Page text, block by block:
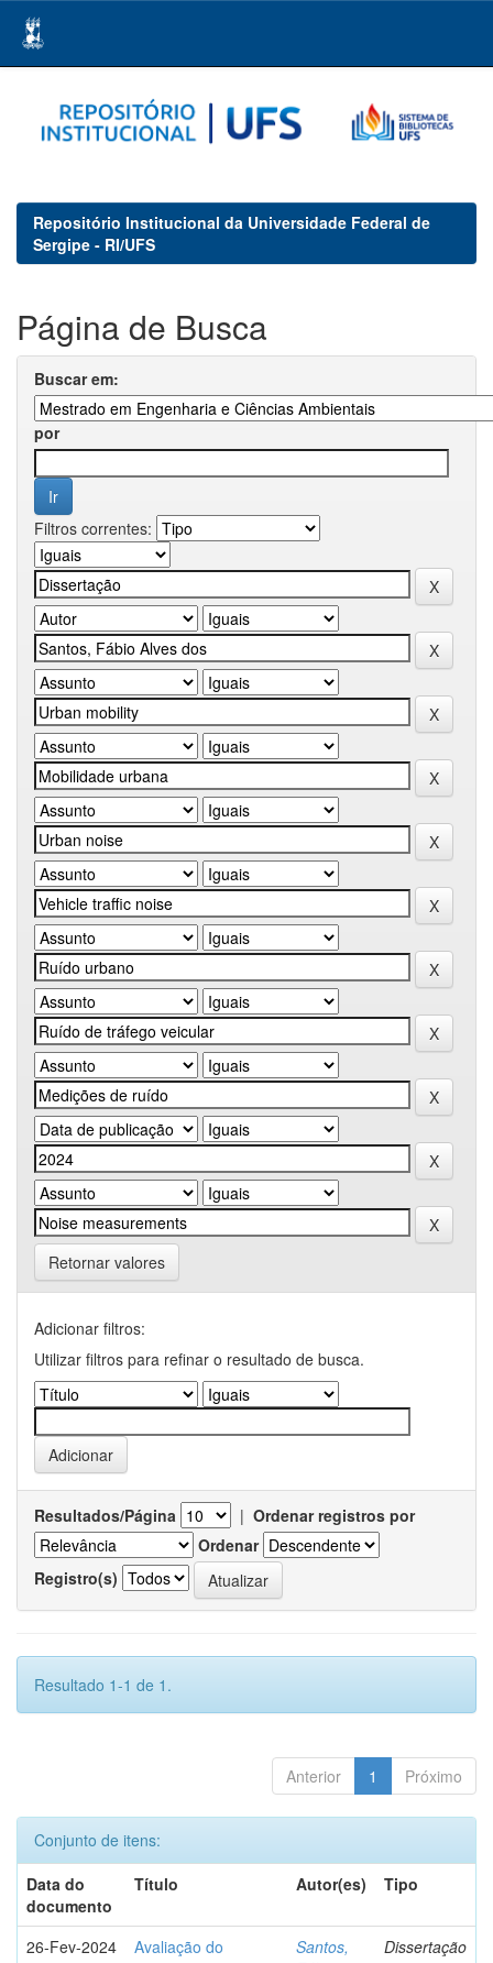
navigation
Repositório Institucional da Universidade Federal de
Sergipe - RI/UFS
Página de Busca
Buscar em:
por
Filtros correntes:
Retornar valores
Adicionar filtros:
Utilizar filtros para refinar o resultado de busca.
Resultados/Página | Ordenar registros por
Ordenar
Registro(s)
Resultado 1-1 de 1.
Anterior 1 Próximo
Conjunto de itens:
Data do
documento
Título Autor(es) Tipo
26-Fev-2024
Avaliação do
Santos,
Dissertação